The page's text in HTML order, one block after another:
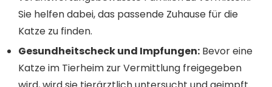
Sie helfen dabei, das passende Zuhause für die
Katze zu finden.
Gesundheitscheck und Impfungen: Bevor eine
Katze im Tierheim zur Vermittlung freigegeben